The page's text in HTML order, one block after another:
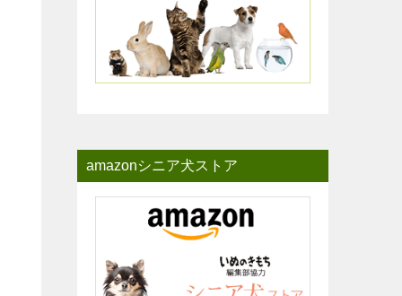
amazonシニア犬ストア